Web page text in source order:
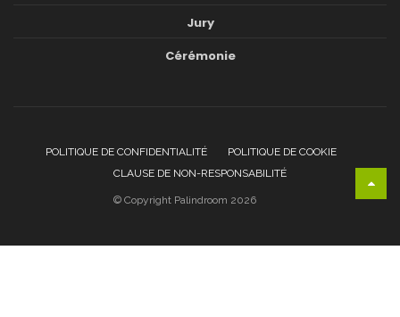
Jury
Cérémonie
POLITIQUE DE CONFIDENTIALITÉ
POLITIQUE DE COOKIE
CLAUSE DE NON-RESPONSABILITÉ
© Copyright Palindroom 2026